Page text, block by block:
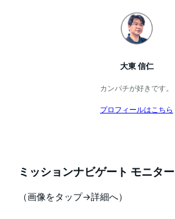
大東 信仁
カンパチが好きです。
プロフィールはこちら
ミッションナビゲート モニター
（画像をタップ→詳細へ）